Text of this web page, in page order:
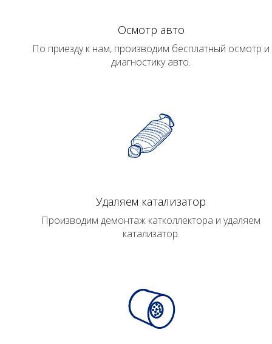
Осмотр авто
По приезду к нам, производим бесплатный осмотр и
диагностику авто.
Удаляем катализатор
Производим демонтаж катколлектора и удаляем
катализатор.